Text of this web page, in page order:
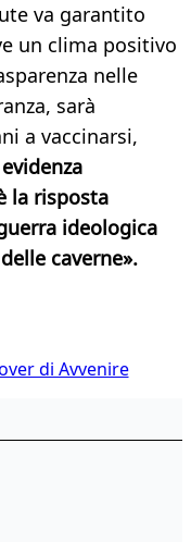
va garantito
un clima positivo
nelle
sarà
a vaccinarsi,
la risposta
ideologica
caverne».
di Avvenire